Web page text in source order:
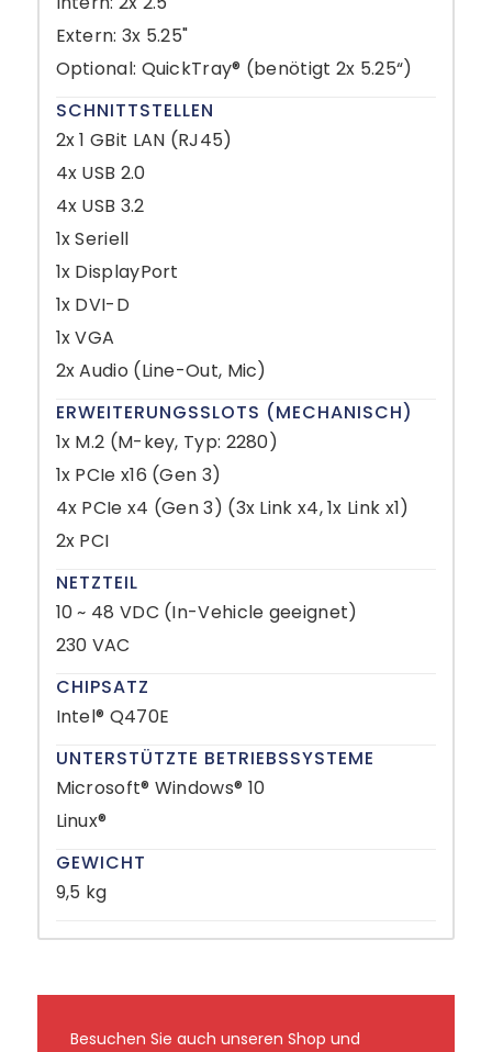
Extern: 3x 5.25"
Optional: QuickTray® (benötigt 2x 5.25“)
SCHNITTSTELLEN
2x 1 GBit LAN (RJ45)
4x USB 2.0
4x USB 3.2
1x Seriell
1x DisplayPort
1x DVI-D
1x VGA
2x Audio (Line-Out, Mic)
ERWEITERUNGSSLOTS (MECHANISCH)
1x M.2 (M-key, Typ: 2280)
1x PCIe x16 (Gen 3)
4x PCIe x4 (Gen 3) (3x Link x4, 1x Link x1)
2x PCI
NETZTEIL
10 ~ 48 VDC (In-Vehicle geeignet)
230 VAC
CHIPSATZ
Intel® Q470E
UNTERSTÜTZTE BETRIEBSSYSTEME
Microsoft® Windows® 10
Linux®
GEWICHT
9,5 kg
Besuchen Sie auch unseren Shop und